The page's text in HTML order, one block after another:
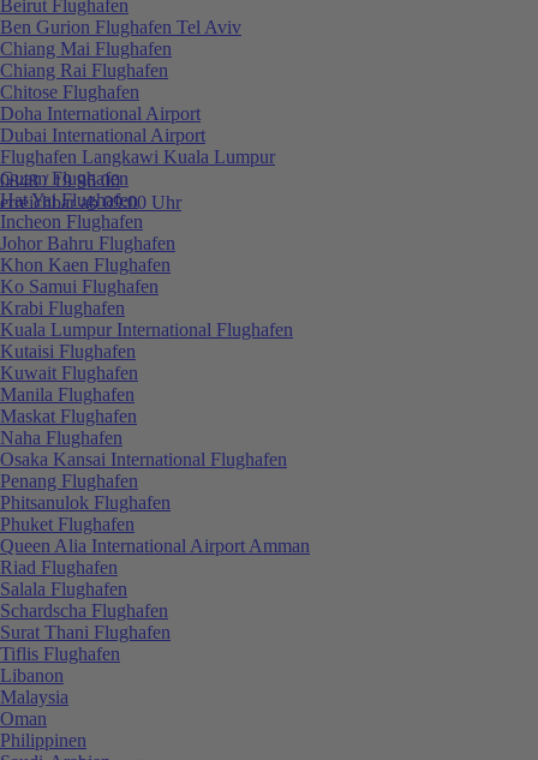
0848 / 19 96 00
erreichbar ab 09:00 Uhr
Beirut Flughafen
Ben Gurion Flughafen Tel Aviv
Chiang Mai Flughafen
Chiang Rai Flughafen
Chitose Flughafen
Doha International Airport
Dubai International Airport
Flughafen Langkawi Kuala Lumpur
Guam Flughafen
Hat Yai Flughafen
Incheon Flughafen
Johor Bahru Flughafen
Khon Kaen Flughafen
Ko Samui Flughafen
Krabi Flughafen
Kuala Lumpur International Flughafen
Kutaisi Flughafen
Kuwait Flughafen
Manila Flughafen
Maskat Flughafen
Naha Flughafen
Osaka Kansai International Flughafen
Penang Flughafen
Phitsanulok Flughafen
Phuket Flughafen
Queen Alia International Airport Amman
Riad Flughafen
Salala Flughafen
Schardscha Flughafen
Surat Thani Flughafen
Tiflis Flughafen
Libanon
Malaysia
Oman
Philippinen